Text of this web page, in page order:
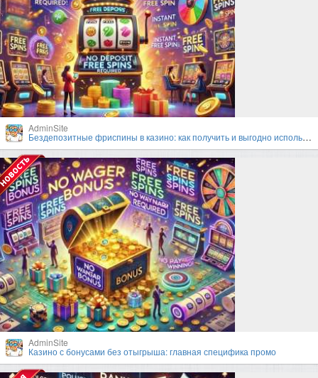
AdminSite
Бездепозитные фриспины в казино: как получить и выгодно использовать?
AdminSite
Казино с бонусами без отыгрыша: главная специфика промо